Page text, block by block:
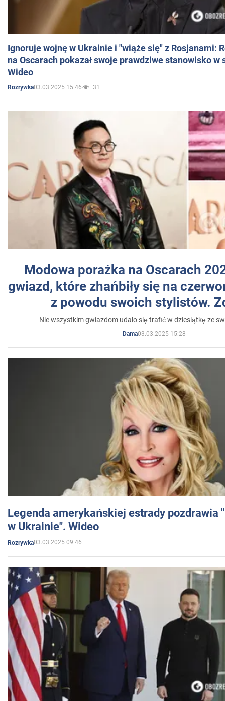
Ignoruje wojnę w Ukrainie i "wiąże się" z Rosjanami:
na Oscarach pokazał swoje prawdziwe stanowisko w
Wideo
Rozrywka03.03.2025 15:46 31
Modowa porażka na Oscarach
gwiazd, które zhańbiły się na
z powodu swoich stylistów.
Nie wszystkim gwiazdom udało się trafić w dziesiątkę ze
Dama03.03.2025 15:28
Legenda amerykańskiej estrady pozdrawia
w Ukrainie". Wideo
Rozrywka03.03.2025 09:46